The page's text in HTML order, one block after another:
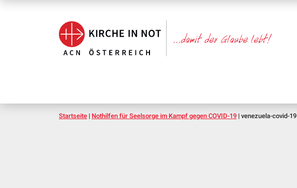
Startseite | Nothilfen für Seelsorge im Kampf gegen COVID-19 | venezuela-covid-19